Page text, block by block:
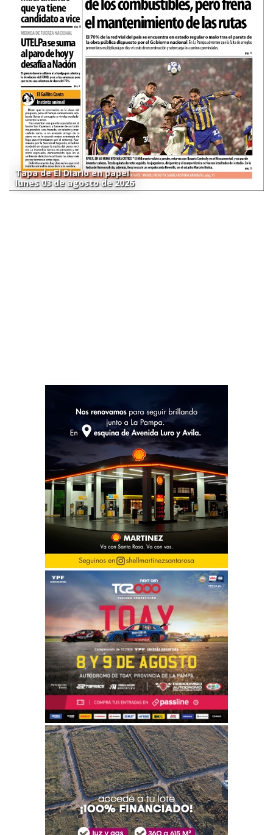
Tapa de El Diario en papel
lunes 03 de agosto de 2026